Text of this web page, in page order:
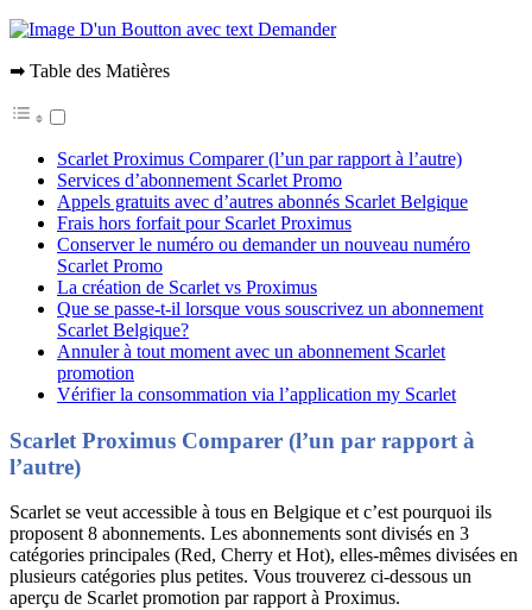
➡ Table des Matières
Scarlet Proximus Comparer (l’un par rapport à l’autre)
Services d’abonnement Scarlet Promo
Appels gratuits avec d’autres abonnés Scarlet Belgique
Frais hors forfait pour Scarlet Proximus
Conserver le numéro ou demander un nouveau numéro
Scarlet Promo
La création de Scarlet vs Proximus
Que se passe-t-il lorsque vous souscrivez un abonnement
Scarlet Belgique?
Annuler à tout moment avec un abonnement Scarlet
promotion
Vérifier la consommation via l’application my Scarlet
Scarlet Proximus Comparer (l’un par rapport à
l’autre)
Scarlet se veut accessible à tous en Belgique et c’est pourquoi ils
proposent 8 abonnements. Les abonnements sont divisés en 3
catégories principales (Red, Cherry et Hot), elles-mêmes divisées en
plusieurs catégories plus petites. Vous trouverez ci-dessous un
aperçu de Scarlet promotion par rapport à Proximus.